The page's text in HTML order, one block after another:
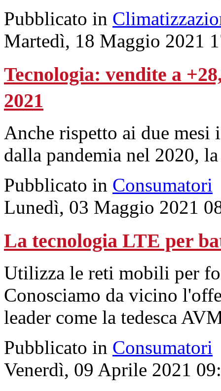
Pubblicato in
Martedì, 18 Maggio 2021
Tecnologia: vendite a
2021
Anche rispetto ai due
dalla pandemia nel 2020,
Pubblicato in Consumatori
Lunedì, 03 Maggio 2021
La tecnologia LTE per
Utilizza le reti mobili per
Conosciamo da vicino
leader come la tedesca
Pubblicato in Consumatori
Venerdì, 09 Aprile 2021